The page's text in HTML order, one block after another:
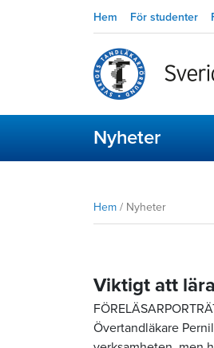
Hem För studenter
Nyheter
Hem / Nyheter
Viktigt att
Övertandläkare